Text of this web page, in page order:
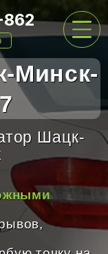
862
Минск-
Шацк-